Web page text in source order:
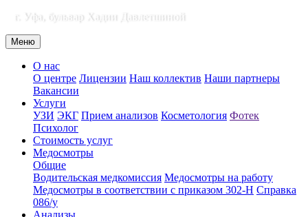
г. Уфа, бульвар Хадии Давлетшиной
Меню
О нас
О центре Лицензии Наш коллектив Наши партнеры
Вакансии
Услуги
УЗИ ЭКГ Прием анализов Косметология Фотек
Психолог
Стоимость услуг
Медосмотры
Общие
Водительская медкомиссия Медосмотры на работу
Медосмотры в соответствии с приказом 302-Н Справка
086/у
Анализы